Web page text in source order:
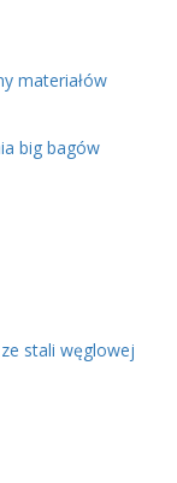
materiałów
big bagów
stali węglowej